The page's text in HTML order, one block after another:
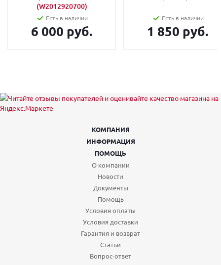
(W2012920700)
Есть в наличии
6 000 руб.
Есть в наличии
1 850 руб.
КОМПАНИЯ
ИНФОРМАЦИЯ
ПОМОЩЬ
О компании
Новости
Документы
Помощь
Условия оплаты
Условия доставки
Гарантия и возврат
Статьи
Вопрос-ответ